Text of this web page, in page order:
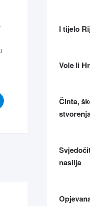
I tijelo
Vole li
Činta,
nasilja